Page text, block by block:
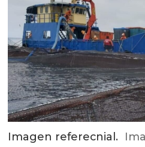
Imagen referecnial.